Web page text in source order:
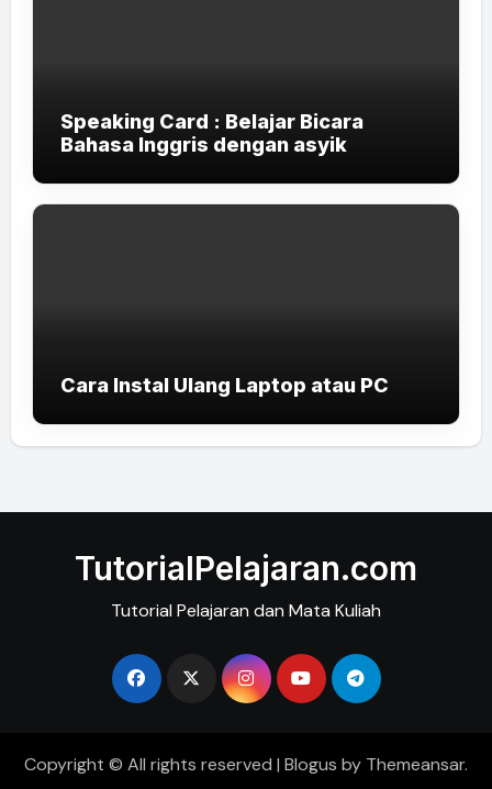
Speaking Card : Belajar Bicara
Bahasa Inggris dengan asyik
Cara Instal Ulang Laptop atau PC
TutorialPelajaran.com
Tutorial Pelajaran dan Mata Kuliah
Copyright © All rights reserved | Blogus by Themeansar.